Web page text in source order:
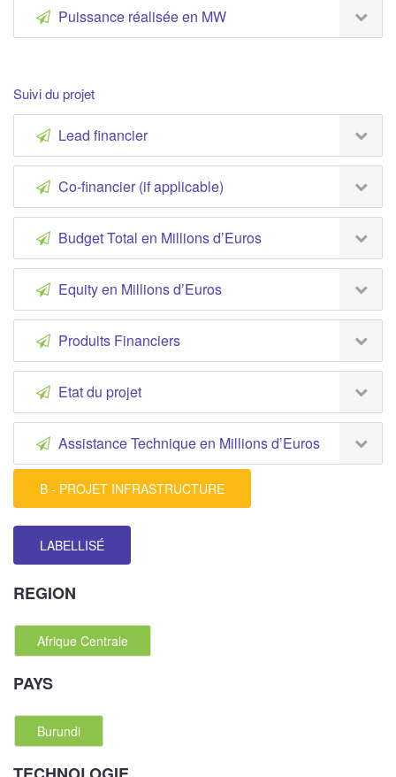
Puissance réalisée en MW
Suivi du projet
Lead financier
Co-financier (if applicable)
Budget Total en Millions d’Euros
Equity en Millions d’Euros
Produits Financiers
Etat du projet
Assistance Technique en Millions d’Euros
B - PROJET INFRASTRUCTURE
LABELLISÉ
REGION
Afrique Centrale
PAYS
Burundi